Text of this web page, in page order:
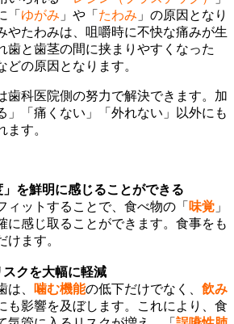
「 ゆがみ 」や「 たわみ 」の原因となり
やたわみは、咀嚼時に不快な痛みが生
歯と歯茎の間に挟まりやすくなった
どの原因となります。
歯科医院側の努力で解決できます。加
」「痛くない」「外れない」以外にも
ます。
を鮮明に感じることができる
ィットすることで、食べ物の「 味覚 」
に感じ取ることができます。食事をも
けます。
クを大幅に軽減
、
噛む機能の低下だけでなく、 飲み
も影響を及ぼします。これにより、食